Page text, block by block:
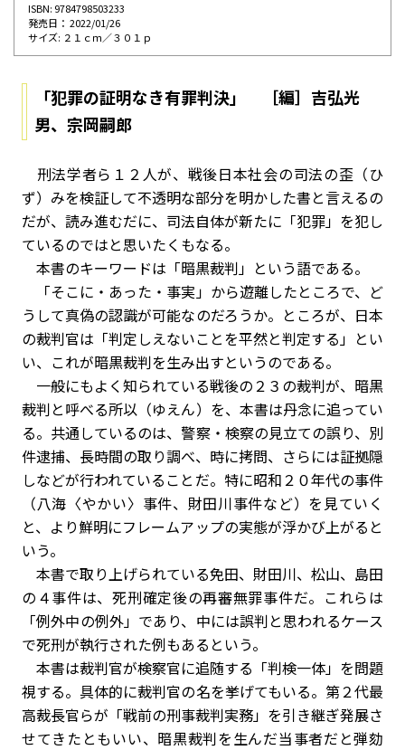
ISBN: 9784798503233
発売⽇： 2022/01/26
サイズ: ２１ｃｍ／３０１ｐ
「犯罪の証明なき有罪判決」 ［編］吉弘光
男、宗岡嗣郎
刑法学者ら１２人が、戦後日本社会の司法の歪（ひ
ず）みを検証して不透明な部分を明かした書と言えるの
だが、読み進むだに、司法自体が新たに「犯罪」を犯し
ているのではと思いたくもなる。
本書のキーワードは「暗黒裁判」という語である。
「そこに・あった・事実」から遊離したところで、ど
うして真偽の認識が可能なのだろうか。ところが、日本
の裁判官は「判定しえないことを平然と判定する」とい
い、これが暗黒裁判を生み出すというのである。
一般にもよく知られている戦後の２３の裁判が、暗黒
裁判と呼べる所以（ゆえん）を、本書は丹念に追ってい
る。共通しているのは、警察・検察の見立ての誤り、別
件逮捕、長時間の取り調べ、時に拷問、さらには証拠隠
しなどが行われていることだ。特に昭和２０年代の事件
（八海〈やかい〉事件、財田川事件など）を見ていく
と、より鮮明にフレームアップの実態が浮かび上がると
いう。
本書で取り上げられている免田、財田川、松山、島田
の４事件は、死刑確定後の再審無罪事件だ。これらは
「例外中の例外」であり、中には誤判と思われるケース
で死刑が執行された例もあるという。
本書は裁判官が検察官に追随する「判検一体」を問題
視する。具体的に裁判官の名を挙げてもいる。第２代最
高裁長官らが「戦前の刑事裁判実務」を引き継ぎ発展さ
せてきたともいい、暗黒裁判を生んだ当事者だと弾劾